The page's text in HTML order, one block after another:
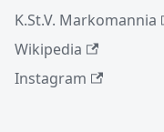
K.St.V. Markomannia
Wikipedia
Instagram